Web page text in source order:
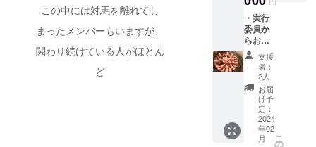
この中には対馬を離れてし
まったメンバーもいますが、
関わり続けている人がほとん
ど
具体的
な時期
や内容
は、
メール
を通じ
て小宮
と打ち
合わせ
の上、
決めさ
せてい
ただき
利「新
庄がみ
なさん
のため
になる2
時間を
ご提供
しま
す」 -
いつ何
を小宮
にして
もらい
・実行
委員か
らお礼
メッ
セージ
・公式
サイト
にユー
ザー名
を掲載
（※1）
・対馬
支援
者：
2人
お届
け予
定：
2024
年02
月
こ
の